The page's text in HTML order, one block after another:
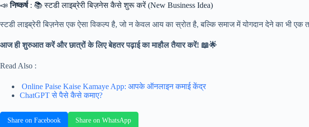
📣निष्कर्ष: 📚 स्टडी लाइब्रेरी बिज़नेस कैसे शुरू करें (New Business Idea)
स्टडी लाइब्रेरी बिज़नेस एक ऐसा विकल्प है, जो न केवल आय का स्रोत है, बल्कि समाज में योगदान देने का
आज ही शुरुआत करें और छात्रों के लिए बेहतर पढ़ाई का माहौल तैयार करें! 📖🌟
Read Also :
Online Paise Kaise Kamaye App: आपके ऑनलाइन कमाई केंद्र
ChatGPT से पैसे कैसे कमाए?
Share on Facebook Share on WhatsApp